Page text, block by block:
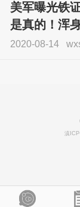
美军曝光铁
是真的！浑
2020-08-14
滇ICP